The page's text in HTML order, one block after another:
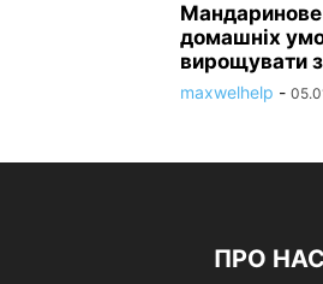
Мандаринове
домашніх
вирощувати
maxwelhelp -
ПРО НАС